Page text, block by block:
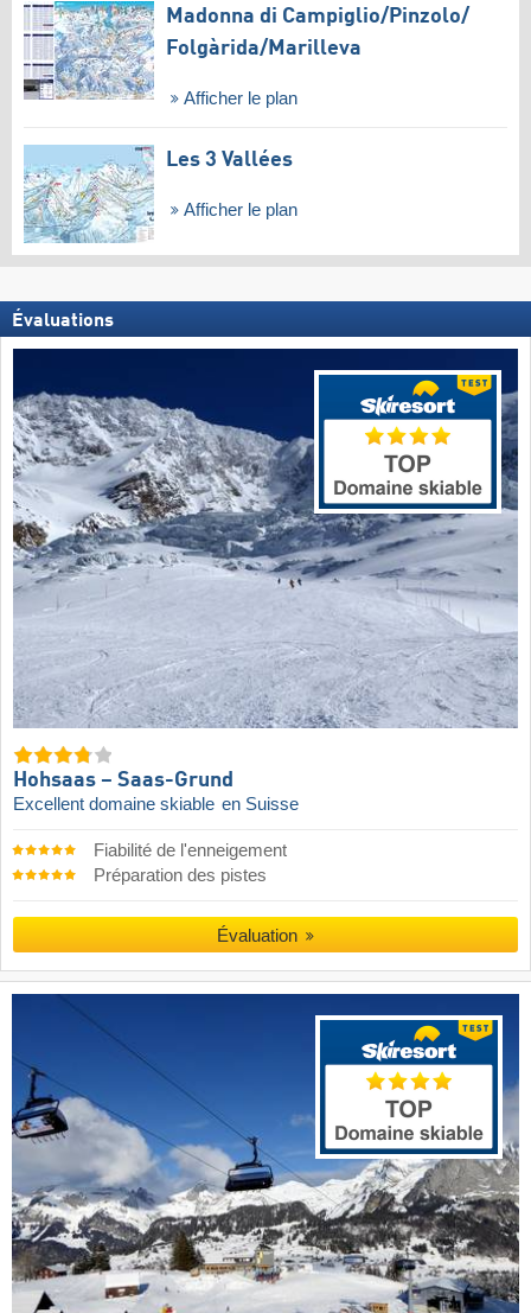
Madonna di Campiglio/​Pinzolo/​
Folgàrida/​Marilleva
Afficher le plan
Les 3 Vallées
Afficher le plan
Évaluations
Hohsaas – Saas-Grund
Excellent domaine skiable en Suisse
Fiabilité de l'enneigement
Préparation des pistes
Évaluation